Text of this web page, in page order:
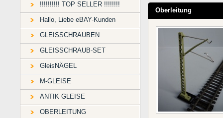
!!!!!!!!!! TOP SELLER !!!!!!!!
Hallo, Liebe eBAY-Kunden
GLEISSCHRAUBEN
GLEISSCHRAUB-SET
GleisNÄGEL
M-GLEISE
ANTIK GLEISE
OBERLEITUNG
Oberleitung